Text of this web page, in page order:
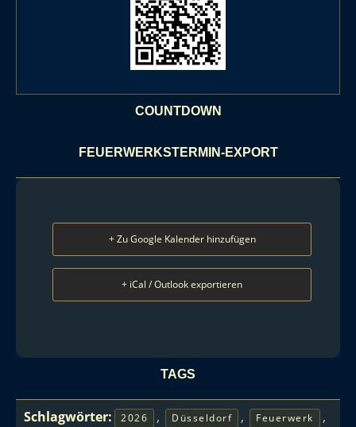
COUNTDOWN
FEUERWERKSTERMIN-EXPORT
+ Zu Google Kalender hinzufügen
+ iCal / Outlook exportieren
TAGS
Schlagwörter: 2026 , Düsseldorf , Feuerwerk ,